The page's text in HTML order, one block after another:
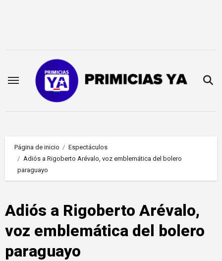
Página de inicio
Espectáculos
Adiós a Rigoberto Arévalo, voz emblemática del bolero
paraguayo
Adiós a Rigoberto Arévalo,
voz emblemática del bolero
paraguayo